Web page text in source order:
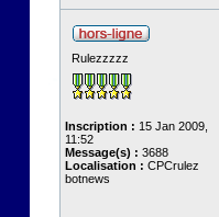
Rulezzzzz
Inscription : 15 Jan 2009,
11:52
Message(s) : 3688
Localisation : CPCrulez
botnews